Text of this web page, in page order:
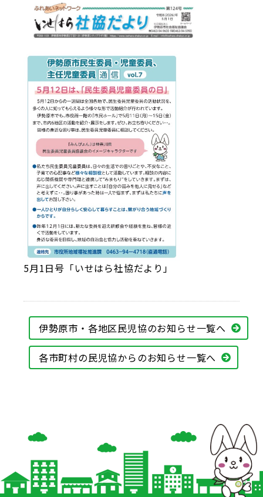
5月1日号「いせはら社協だより」
伊勢原市・各地区民児協のお知らせ一覧へ
各市町村の民児協からのお知らせ一覧へ